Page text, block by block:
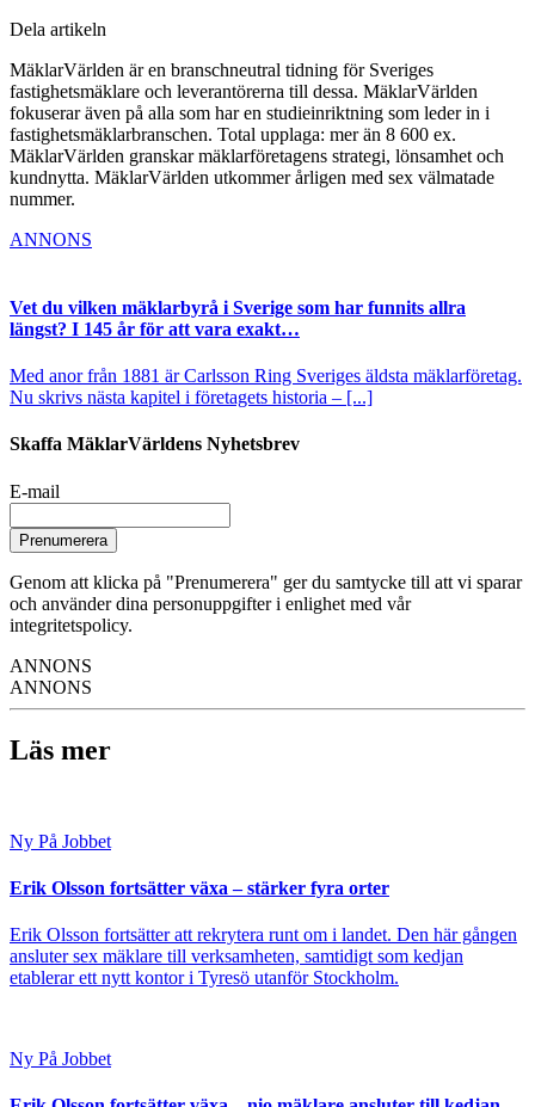
Dela artikeln
MäklarVärlden är en branschneutral tidning för Sveriges
fastighetsmäklare och leverantörerna till dessa. MäklarVärlden
fokuserar även på alla som har en studieinriktning som leder in i
fastighetsmäklarbranschen. Total upplaga: mer än 8 600 ex.
MäklarVärlden granskar mäklarföretagens strategi, lönsamhet och
kundnytta. MäklarVärlden utkommer årligen med sex välmatade
nummer.
ANNONS
Vet du vilken mäklarbyrå i Sverige som har funnits allra
längst? I 145 år för att vara exakt…
Med anor från 1881 är Carlsson Ring Sveriges äldsta mäklarföretag.
Nu skrivs nästa kapitel i företagets historia – [...]
Skaffa MäklarVärldens Nyhetsbrev
E-mail
Prenumerera
Genom att klicka på "Prenumerera" ger du samtycke till att vi sparar
och använder dina personuppgifter i enlighet med vår
integritetspolicy.
ANNONS
ANNONS
Läs mer
Ny På Jobbet
Erik Olsson fortsätter växa – stärker fyra orter
Erik Olsson fortsätter att rekrytera runt om i landet. Den här gången
ansluter sex mäklare till verksamheten, samtidigt som kedjan
etablerar ett nytt kontor i Tyresö utanför Stockholm.
Ny På Jobbet